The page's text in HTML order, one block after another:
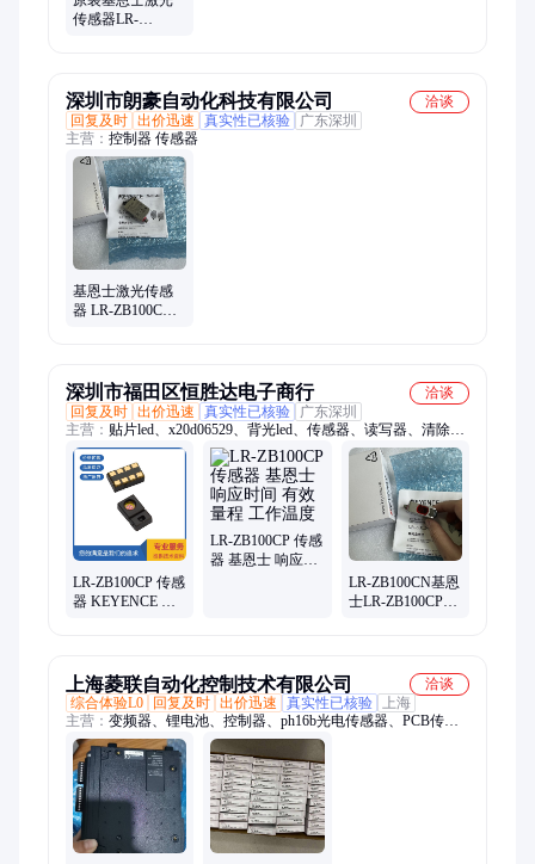
传感器LR-
深圳市朗豪自动化科技有限公司
洽谈
回复及时 出价迅速 真实性已核验
广东深圳
主营：
控制器 传感器
基恩士激光传感
器 LR-ZB100CN
深圳市福田区恒胜达电子商行
洽谈
回复及时 出价迅速 真实性已核验
广东深圳
主营： 贴片led、x20d06529、背光led、传感器、读写器、清除
器、感测头、编码器、控制器、触摸屏、传感头、适配器、读码
器、数据线、消除器、放大器、蜂鸣器、光纤管、连接器、受光
器、连接线、摄像机、计数器、电磁阀、记录卡
LR-ZB100CP 传感
器 KEYENCE 测
LR-ZB100CP 传感
器 基恩士 响应时
LR-ZB100CN基恩
士LR-ZB100CP
上海菱联自动化控制技术有限公司
洽谈
综合体验L0
回复及时 出价迅速 真实性已核验
上海
主营： 变频器、锂电池、控制器、ph16b光电传感器、PCB传感
器、触摸屏、伺服电机、编码器、纠偏系统、电磁阀、限位开
关、磁粉张力、压力开关、断路器、定位器、仪器仪表、三菱编
码器、COPLEY驱动器、张力控制器、三桥控制器、三桥电眼